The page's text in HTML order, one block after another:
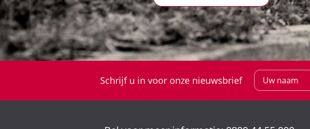
Schrijf u in voor onze nieuwsbrief